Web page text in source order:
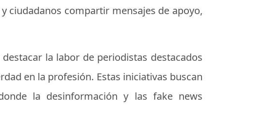
ciudadanos compartir mensajes de apoyo,
la labor de periodistas destacados
en la profesión. Estas iniciativas buscan
la desinformación y las fake news